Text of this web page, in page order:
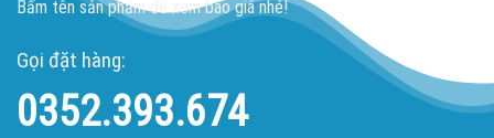
Bấm tên sản phẩm để xem báo giá nhé!
Gọi đặt hàng:
0352.393.674